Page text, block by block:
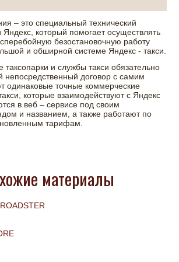
– это специальный технический
который помогает осуществлять
безостановочную работу
и обширной системе Яндекс - такси.
и службы такси обязательно
непосредственный договор с самим
одинаковые точные коммерческие
которые взаимодействуют с Яндекс
в веб – сервисе под своим
и названием, а также работают по
тарифам.
материалы